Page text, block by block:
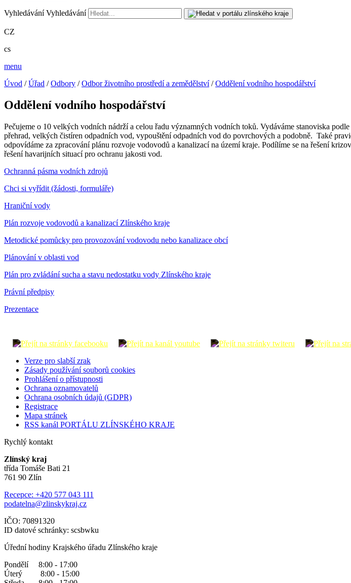
Vyhledávání Vyhledávání
CZ
cs
menu
Úvod /Úřad /Odbory /Odbor životního prostředí a zemědělství/Oddělení vodního hospodářství
Oddělení vodního hospodářství
Pečujeme o 10 velkých vodních nádrží a celou řadu významných vodních toků. Vydáváme stanoviska
přehrad, velkých čistíren odpadních vod, vypouštění odpadních vod do povrchových a podobně. Také
odpovídáme za zpracování plánu rozvoje vodovodů a kanalizací na území kraje. Podílíme se na řešení
řešení havarijních situací pro ochranu jakosti vod.
Ochranná pásma vodních zdrojů
Chci si vyřídit (žádosti, formuláře)
Hraniční vody
Plán rozvoje vodovodů a kanalizací Zlínského kraje
Metodické pomůcky pro provozování vodovodu nebo kanalizace obcí
Plánování v oblasti vod
Plán pro zvládání sucha a stavu nedostatku vody Zlínského kraje
Právní předpisy
Prezentace
Verze pro slabší zrak
Zásady používání souborů cookies
Prohlášení o přístupnosti
Ochrana oznamovatelů
Ochrana osobních údajů (GDPR)
Registrace
Mapa stránek
RSS kanál PORTÁLU ZLÍNSKÉHO KRAJE
Rychlý kontakt
Zlínský kraj
třída Tomáše Bati 21
761 90 Zlín
Recepce: +420 577 043 111
podatelna@zlinskykraj.cz
IČO: 70891320
ID datové schránky: scsbwku
Úřední hodiny Krajského úřadu Zlínského kraje
Pondělí 8:00 - 17:00
Úterý 8:00 - 15:00